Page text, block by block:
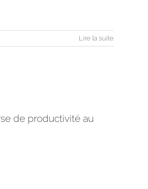
Lire la suite
de productivité au